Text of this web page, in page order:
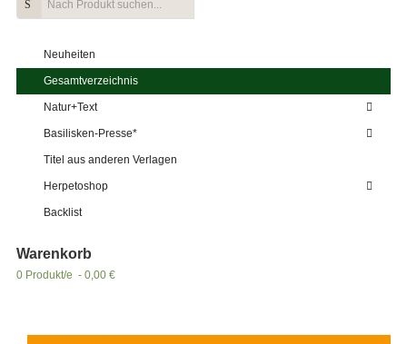
Neuheiten
Gesamtverzeichnis
Natur+Text
Basilisken-Presse*
Titel aus anderen Verlagen
Herpetoshop
Backlist
Warenkorb
0 Produkt/e - 0,00 €